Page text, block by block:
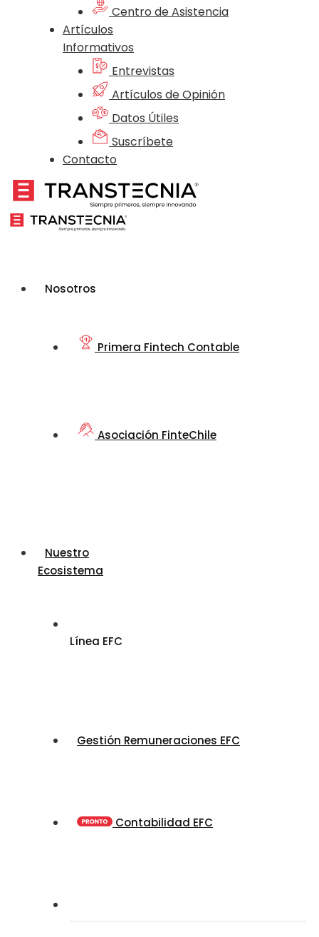
Centro de Asistencia
Artículos
Informativos
Entrevistas
Artículos de Opinión
Datos Útiles
Suscríbete
Contacto
Nosotros
Primera Fintech Contable
Asociación FinteChile
Nuestro
Ecosistema
Línea EFC
Gestión Remuneraciones EFC
Contabilidad EFC